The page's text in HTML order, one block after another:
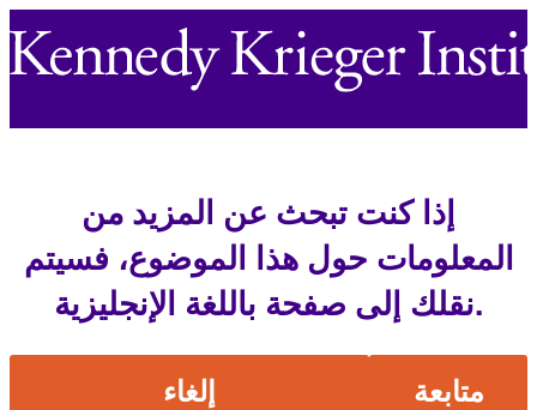
إذا كنت تبحث عن المزيد من
المعلومات حول هذا الموضوع، فسيتم
نقلك إلى صفحة باللغة الإنجليزية.
إلغاء متابعة